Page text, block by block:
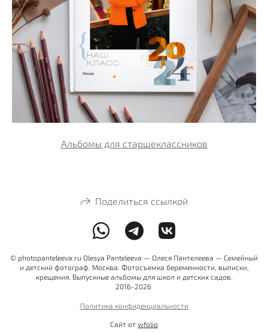
Альбомы для старшеклассников
Поделиться ссылкой
© photopanteleeva.ru Olesya Panteleeva — Олеся Пантелеева — Семейный
и детский фотограф. Москва. Фотосъемка беременности, выписки,
крещения. Выпускные альбомы для школ и детских садов.
2016-2026
Политика конфиденциальности
Сайт от wfolio